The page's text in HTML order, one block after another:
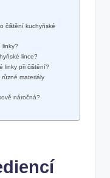
čištění kuchyňské
linky?
lince?
linky při čištění?
materiály
náročná?